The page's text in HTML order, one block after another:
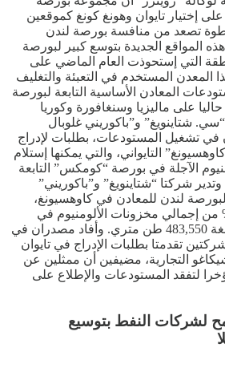
إختيار تايوان وهونغ كونغ كموقعين
تصعد من منافسة بورصة لندن
المواقع الجديدة بتوسع كبير لبورصة
التي إستحوذت العام الماضي على
المعدن المستخدم في التعبئة والتغليف
المعادن الأساسية التابعة لبورصة
على ماليزيا وسنغافورة وكوريا
شتاينويغ” و”باكوريني غلوبال
تشغيل المستودعات، بطلبات لإدراج
التايواني، والتي يمكنها إستلام
الآجلة في بورصة “كومكس” التابعة
شركتا “شتاينويغ” و”باكوريني”
لندن للمعادن في كاوهسيونغ،
تضم ما يقارب 10% من إجمالي مخزونات الألومنيوم في
بورصة لندن للمعادن البالغة 483,550 طن متري. وأفاد مصدران في
تقدمتا بطلبات الإدراج في تايوان
التجارية، مضيفين أن ممثلين عن
لتفقد المستودعات والإطلاع على
لشركات النفط بتوسيع